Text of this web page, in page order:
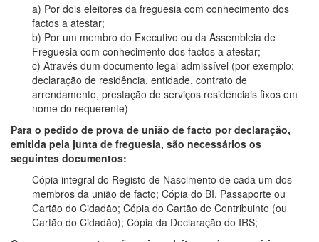
a) Por dois eleitores da freguesia com conhecimento dos
factos a atestar;
b) Por um membro do Executivo ou da Assembleia de
Freguesia com conhecimento dos factos a atestar;
c) Através dum documento legal admissível (por exemplo:
declaração de residência, entidade, contrato de
arrendamento, prestação de serviços residenciais fixos em
nome do requerente)
Para o pedido de prova de união de facto por declaração,
emitida pela junta de freguesia, são necessários os
seguintes documentos:
Cópia integral do Registo de Nascimento de cada um dos
membros da união de facto; Cópia do BI, Passaporte ou
Cartão do Cidadão; Cópia do Cartão de Contribuinte (ou
Cartão do Cidadão); Cópia da Declaração do IRS;